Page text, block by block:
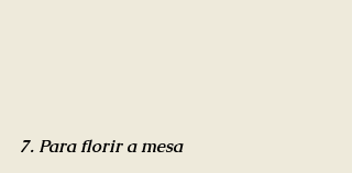
7. Para florir a mesa